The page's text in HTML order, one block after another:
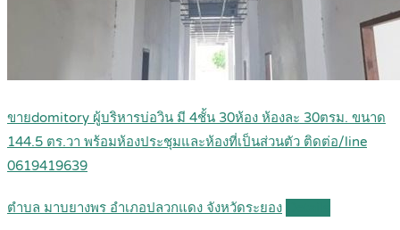
ขายdomitory ผู้บริหารบ่อวิน มี 4ชั้น 30ห้อง ห้องละ 30ตรม. ขนาด
144.5 ตร.วา พร้อมห้องประชุมและห้องที่เป็นส่วนตัว ติดต่อ/line
0619419639
ตำบล มาบยางพร อำเภอปลวกแดง จังหวัดระยอง